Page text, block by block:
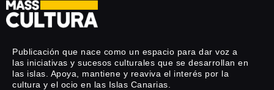
Publicación que nace como un espacio para dar voz a
las iniciativas y sucesos culturales que se desarrollan en
las islas. Apoya, mantiene y reaviva el interés por la
cultura y el ocio en las Islas Canarias.